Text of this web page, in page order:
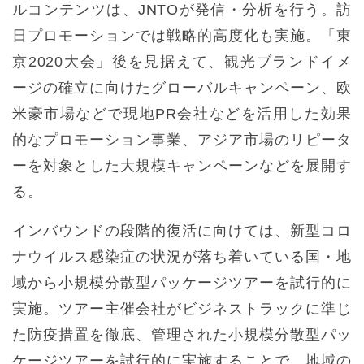
ルコンテンツは、JNTOが発信・分析を行う。訪
日プロモーションでは戦略的高度化も実施。「東
京2020大会」後を見据えて、観光ブランドイメ
ージの確立に向けたグローバルキャンペーン、欧
米豪市場などで現地PR会社などを活用した効果
的なプロモーション事業、アジア市場のリピータ
ーを対象とした大規模キャンペーンなどを展開す
る。
インバウンドの段階的復活に向けては、新型コロ
ナウイルス感染症の状況が落ち着いている国・地
域から小規模分散型パッケージツアーを試行的に
実施。ツアー主催会社がビジネストラックに準じ
た防疫措置を徹底、管理された小規模分散型パッ